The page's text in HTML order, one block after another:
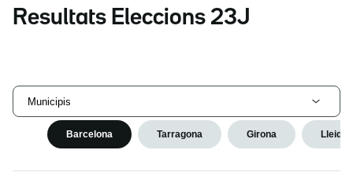
Resultats Eleccions 23J
Municipis
Barcelona Tarragona Girona Lleida